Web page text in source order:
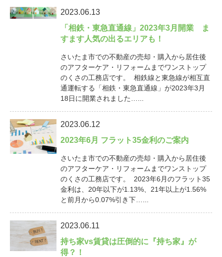
2023.06.13
「相鉄・東急直通線」2023年3月開業 ま
すます人気の出るエリアも！
さいたま市での不動産の売却・購入から居住後
のアフターケア・リフォームまでワンストップ
のくさの工務店です。 相鉄線と東急線が相互直
通運転する「相鉄・東急直通線」が2023年3月
18日に開業されました…...
2023.06.12
2023年6月 フラット35金利のご案内
さいたま市での不動産の売却・購入から居住後
のアフターケア・リフォームまでワンストップ
のくさの工務店です。 2023年6月のフラット35
金利は、20年以下が1.13%、21年以上が1.56%
と前月から0.07%引き下…...
2023.06.11
持ち家vs賃貸は圧倒的に『持ち家』が
得？！